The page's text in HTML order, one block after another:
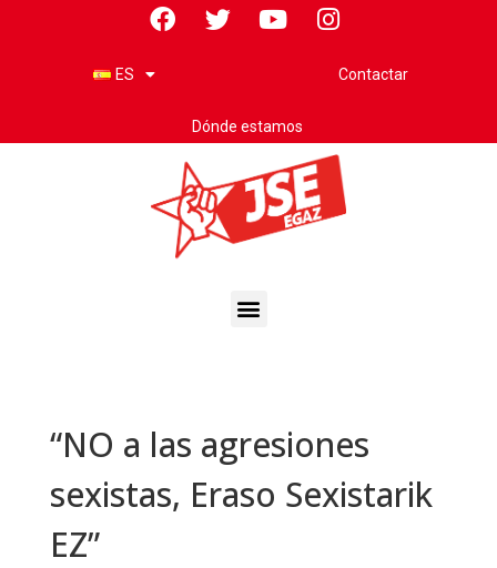
ES Contactar
Dónde estamos
“NO a las agresiones
sexistas, Eraso Sexistarik
EZ”